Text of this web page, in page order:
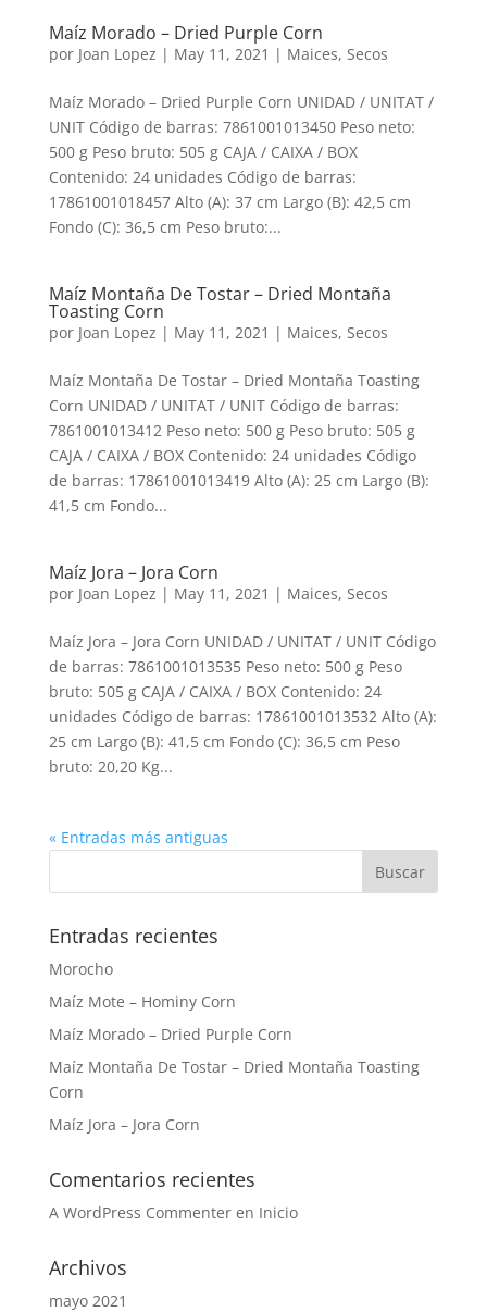
Maíz Morado – Dried Purple Corn
por Joan Lopez | May 11, 2021 | Maices, Secos
Maíz Morado – Dried Purple Corn UNIDAD / UNITAT /
UNIT Código de barras: 7861001013450 Peso neto:
500 g Peso bruto: 505 g CAJA / CAIXA / BOX
Contenido: 24 unidades Código de barras:
17861001018457 Alto (A): 37 cm Largo (B): 42,5 cm
Fondo (C): 36,5 cm Peso bruto:...
Maíz Montaña De Tostar – Dried Montaña
Toasting Corn
por Joan Lopez | May 11, 2021 | Maices, Secos
Maíz Montaña De Tostar – Dried Montaña Toasting
Corn UNIDAD / UNITAT / UNIT Código de barras:
7861001013412 Peso neto: 500 g Peso bruto: 505 g
CAJA / CAIXA / BOX Contenido: 24 unidades Código
de barras: 17861001013419 Alto (A): 25 cm Largo (B):
41,5 cm Fondo...
Maíz Jora – Jora Corn
por Joan Lopez | May 11, 2021 | Maices, Secos
Maíz Jora – Jora Corn UNIDAD / UNITAT / UNIT Código
de barras: 7861001013535 Peso neto: 500 g Peso
bruto: 505 g CAJA / CAIXA / BOX Contenido: 24
unidades Código de barras: 17861001013532 Alto (A):
25 cm Largo (B): 41,5 cm Fondo (C): 36,5 cm Peso
bruto: 20,20 Kg...
« Entradas más antiguas
Entradas recientes
Morocho
Maíz Mote – Hominy Corn
Maíz Morado – Dried Purple Corn
Maíz Montaña De Tostar – Dried Montaña Toasting
Corn
Maíz Jora – Jora Corn
Comentarios recientes
A WordPress Commenteren Inicio
Archivos
mayo 2021